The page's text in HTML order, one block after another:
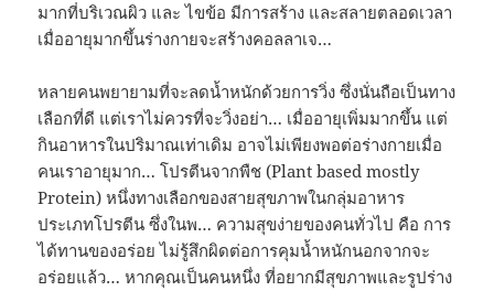
มากที่บริเวณผิว และ ไขข้อ มีการสร้าง และสลายตลอดเวลา
เมื่ออายุมากขึ้นร่างกายจะสร้างคอลลาเจ…
หลายคนพยายามที่จะลดน้ำหนักด้วยการวิ่ง ซึ่งนั่นถือเป็นทาง
เลือกที่ดี แต่เราไม่ควรที่จะวิ่งอย่า… เมื่ออายุเพิ่มมากขึ้น แต่
กินอาหารในปริมาณเท่าเดิม อาจไม่เพียงพอต่อร่างกายเมื่อ
คนเราอายุมาก… โปรตีนจากพืช (Plant based mostly
Protein) หนึ่งทางเลือกของสายสุขภาพในกลุ่มอาหาร
ประเภทโปรตีน ซึ่งในพ… ความสุขง่ายของคนทั่วไป คือ การ
ได้ทานของอร่อย ไม่รู้สึกผิดต่อการคุมน้ำหนักนอกจากจะ
อร่อยแล้ว… หากคุณเป็นคนหนึ่ง ที่อยากมีสุขภาพและรูปร่าง